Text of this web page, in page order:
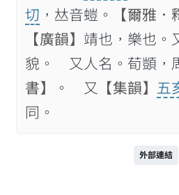
切 ，𠀤音螘。 【爾雅．
【廣韻】 靖也，樂也。
貌。 又人名。荀顗，
書】
。 又 【集韻】 五
同。
外部連結